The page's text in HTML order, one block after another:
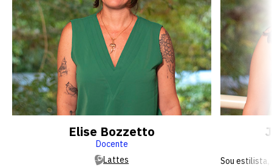
Elise Bozzetto
Docente
Lattes
Sou estilista,